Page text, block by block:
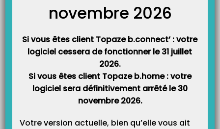
Il est très important avant le 01/01/2021 de basculer sur les nouvelles cartes
CPS version 3.3x L’ANS (ancien ASIP-Santé) a terminé la diffusion des cartes
CPS v3.3x fin Novembre 2020, si vous n’avez pas encore changé la carte dans
novembre 2026
Si vous êtes client Topaze b.connect’ : votre
logiciel cessera de fonctionner le 31 juillet
2026.
Si vous êtes client Topaze b.home : votre
logiciel sera définitivement arrêté le 30
novembre 2026.
Votre version actuelle, bien qu’elle vous ait